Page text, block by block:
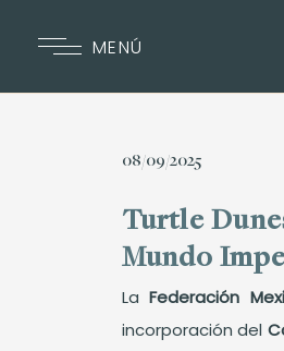
MENÚ
08/09/2025
Turtle
Mundo
LaFederación
incorporación del